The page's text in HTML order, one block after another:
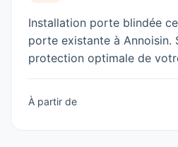
Installation porte blindée
porte existante à Annoisin.
protection optimale de
À partir de